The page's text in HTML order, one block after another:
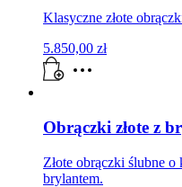
Klasyczne złote
5.850,00 zł
Obrączki złote z
Złote obrączki ślubne o
brylantem.